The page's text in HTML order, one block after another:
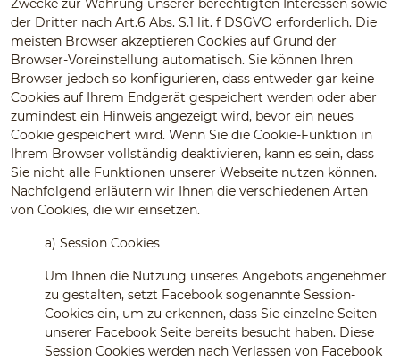
Zwecke zur Wahrung unserer berechtigten Interessen sowie
der Dritter nach Art.6 Abs. S.1 lit. f DSGVO erforderlich. Die
meisten Browser akzeptieren Cookies auf Grund der
Browser-Voreinstellung automatisch. Sie können Ihren
Browser jedoch so konfigurieren, dass entweder gar keine
Cookies auf Ihrem Endgerät gespeichert werden oder aber
zumindest ein Hinweis angezeigt wird, bevor ein neues
Cookie gespeichert wird. Wenn Sie die Cookie-Funktion in
Ihrem Browser vollständig deaktivieren, kann es sein, dass
Sie nicht alle Funktionen unserer Webseite nutzen können.
Nachfolgend erläutern wir Ihnen die verschiedenen Arten
von Cookies, die wir einsetzen.
a) Session Cookies
Um Ihnen die Nutzung unseres Angebots angenehmer
zu gestalten, setzt Facebook sogenannte Session-
Cookies ein, um zu erkennen, dass Sie einzelne Seiten
unserer Facebook Seite bereits besucht haben. Diese
Session Cookies werden nach Verlassen von Facebook